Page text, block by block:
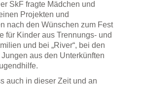
SkF fragte Mädchen und
Projekten und
nach den Wünschen zum Fest
für Kinder aus Trennungs- und
und bei „River“, bei den
aus den Unterkünften
auch in dieser Zeit und an